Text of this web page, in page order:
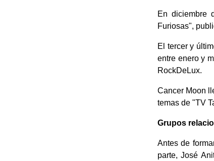
En diciembre
Furiosas",
El tercer y
entre enero y
RockDeLux.
Cancer Moon
temas de "TV
Grupos
Antes de
parte, José